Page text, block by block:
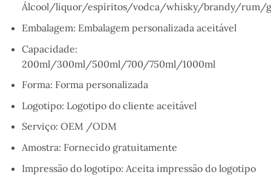
Álcool/liquor/espíritos/vodca/whisky/brandy/rum/
Embalagem: Embalagem personalizada aceitável
Capacidade:
200ml/300ml/500ml/700/750ml/1000ml
Forma: Forma personalizada
Logotipo: Logotipo do cliente aceitável
Serviço: OEM /ODM
Amostra: Fornecido gratuitamente
Impressão do logotipo: Aceita impressão do logotipo